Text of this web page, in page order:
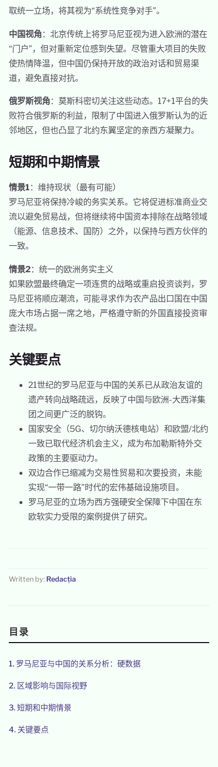
取统一立场，将其视为“系统性竞争对手”。
中国视角：北京传统上将罗马尼亚视为进入欧洲的潜在
“门户”，但对重新定位感到失望。尽管重大项目的失败
使热情降温，但中国仍保持开放的政治对话和贸易渠
道，避免直接对抗。
俄罗斯视角：莫斯科密切关注这些动态。17+1平台的失
败符合俄罗斯的利益，限制了中国进入俄罗斯认为的近
邻地区，但也凸显了北约东翼坚定的亲西方凝聚力。
短期和中期情景
情景1：维持现状（最有可能）
罗马尼亚将保持冷峻的务实关系。它将促进标准商业交
流以避免贸易战，但将继续将中国资本排除在战略领域
（能源、信息技术、国防）之外，以保持与西方伙伴的
一致。
情景2：统一的欧洲务实主义
如果欧盟最终确定一项连贯的战略或重启投资谈判，罗
马尼亚将顺应潮流，可能寻求作为农产品出口国在中国
庞大市场占据一席之地，严格遵守新的外国直接投资审
查法规。
关键要点
21世纪的罗马尼亚与中国的关系已从政治友谊的
遗产转向战略疏远，反映了中国与欧洲-大西洋集
团之间更广泛的脱钩。
国家安全（5G、切尔纳沃德核电站）和欧盟/北约
一致已取代经济机会主义，成为布加勒斯特外交
政策的主要驱动力。
双边合作已缩减为交易性贸易和次要投资，未能
实现“一带一路”时代的宏伟基础设施项目。
罗马尼亚的立场为西方强硬安全保障下中国在东
欧软实力受限的案例提供了研究。
Written by: Redacția
目录
1. 罗马尼亚与中国的关系分析：硬数据
2. 区域影响与国际视野
3. 短期和中期情景
4. 关键要点